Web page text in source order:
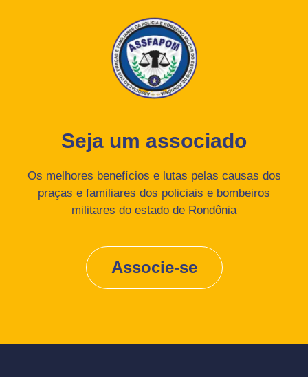
Seja um associado
Os melhores benefícios e lutas pelas causas dos
praças e familiares dos policiais e bombeiros
militares do estado de Rondônia
Associe-se